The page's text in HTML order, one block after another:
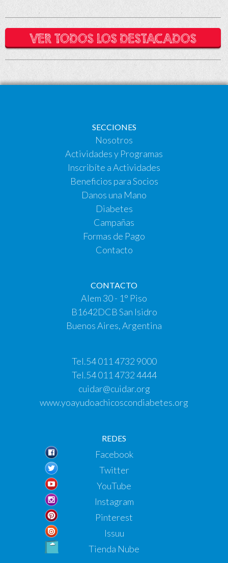
VER TODOS LOS DESTACADOS
SECCIONES
Nosotros
Actividades y Programas
Inscribíte a Actividades
Beneficios para Socios
Danos una Mano
Diabetes
Campañas
Formas de Pago
Contacto
CONTACTO
Alem 30 - 1° Piso
B1642DCB San Isidro
Buenos Aires, Argentina
Tel.54 011 4732 9000
Tel.54 011 4732 4444
cuidar@cuidar.org
www.yoayudoachicoscondiabetes.org
REDES
Facebook
Twitter
YouTube
Instagram
Pinterest
Issuu
Tienda Nube